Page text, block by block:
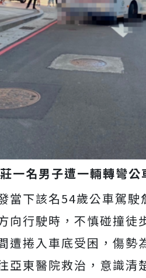
一名男子遭一輛轉彎公
當下該名54歲公車駕
向行駛時，不慎碰撞徒
遭捲入車底受困，傷
亞東醫院救治，意識清